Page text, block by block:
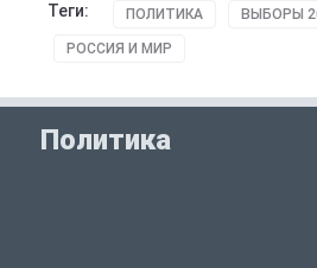
Теги: ПОЛИТИКА ВЫБОРЫ
РОССИЯ И МИР
Политика